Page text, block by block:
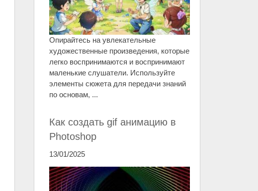
Опирайтесь на увлекательные
художественные произведения, которые
легко воспринимаются и воспринимают
маленькие слушатели. Используйте
элементы сюжета для передачи знаний
по основам, ...
Как создать gif анимацию в
Photoshop
13/01/2025